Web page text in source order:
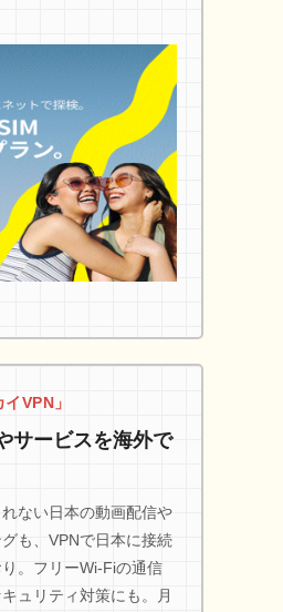
VPN」
サービスを海外で
ない日本の動画配信や
も、VPNで日本に接続
。フリーWi-Fiの通信
ュリティ対策にも。月